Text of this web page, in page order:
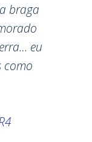
braga
eu
como